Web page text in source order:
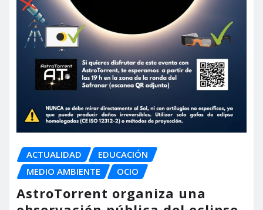
ACTUALIDAD
EDUCACIÓN
MEDIO AMBIENTE
OCIO
AstroTorrent organiza una